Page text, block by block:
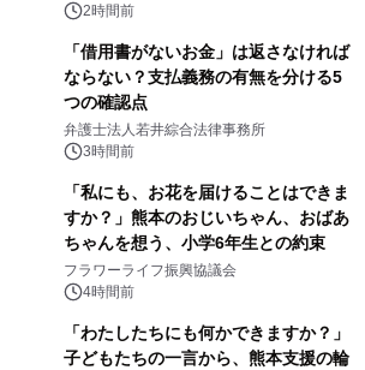
2時間前
「借用書がないお金」は返さなければ
ならない？支払義務の有無を分ける5
つの確認点
弁護士法人若井綜合法律事務所
3時間前
「私にも、お花を届けることはできま
すか？」熊本のおじいちゃん、おばあ
ちゃんを想う、小学6年生との約束
フラワーライフ振興協議会
4時間前
「わたしたちにも何かできますか？」
子どもたちの一言から、熊本支援の輪